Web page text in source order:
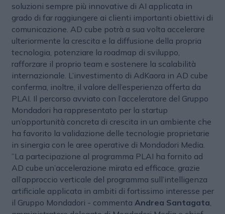
soluzioni sempre più innovative di AI applicata in
grado di far raggiungere ai clienti importanti obiettivi di
comunicazione. AD cube potrà a sua volta accelerare
ulteriormente la crescita e la diffusione della propria
tecnologia, potenziare la roadmap di sviluppo,
rafforzare il proprio team e sostenere la scalabilità
internazionale. L’investimento di AdKaora in AD cube
conferma, inoltre, il valore dell’esperienza offerta da
PLAI. Il percorso avviato con l’acceleratore del Gruppo
Mondadori ha rappresentato per la startup
un’opportunità concreta di crescita in un ambiente che
ha favorito la validazione delle tecnologie proprietarie
in sinergia con le aree operative di Mondadori Media.
”La partecipazione al programma PLAI ha fornito ad
AD cube un’accelerazione mirata ed efficace, grazie
all’approccio verticale del programma sull’intelligenza
artificiale applicata in ambiti di fortissimo interesse per
il Gruppo Mondadori - commenta Andrea Santagata